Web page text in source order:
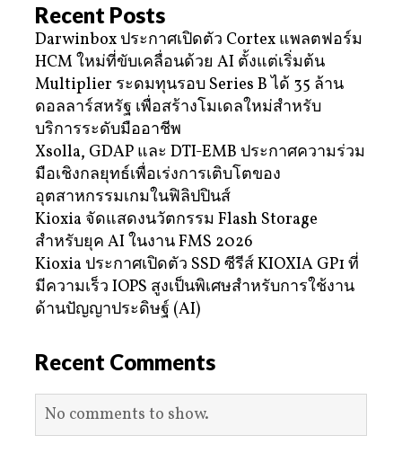
Recent Posts
Darwinbox ประกาศเปิดตัว Cortex แพลตฟอร์ม
HCM ใหม่ที่ขับเคลื่อนด้วย AI ตั้งแต่เริ่มต้น
Multiplier ระดมทุนรอบ Series B ได้ 35 ล้าน
ดอลลาร์สหรัฐ เพื่อสร้างโมเดลใหม่สำหรับ
บริการระดับมืออาชีพ
Xsolla, GDAP และ DTI-EMB ประกาศความร่วม
มือเชิงกลยุทธ์เพื่อเร่งการเติบโตของ
อุตสาหกรรมเกมในฟิลิปปินส์
Kioxia จัดแสดงนวัตกรรม Flash Storage
สำหรับยุค AI ในงาน FMS 2026
Kioxia ประกาศเปิดตัว SSD ซีรีส์ KIOXIA GP1 ที่
มีความเร็ว IOPS สูงเป็นพิเศษสำหรับการใช้งาน
ด้านปัญญาประดิษฐ์ (AI)
Recent Comments
No comments to show.